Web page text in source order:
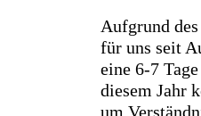
Aufgrund
für uns seit
eine 6-7
diesem Jahr
um